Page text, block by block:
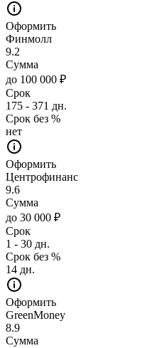
Оформить
Финмолл
9.2
Сумма
до 100 000 ₽
Срок
175 - 371 дн.
Срок без %
нет
Оформить
Центрофинанс
9.6
Сумма
до 30 000 ₽
Срок
1 - 30 дн.
Срок без %
14 дн.
Оформить
GreenMoney
8.9
Сумма